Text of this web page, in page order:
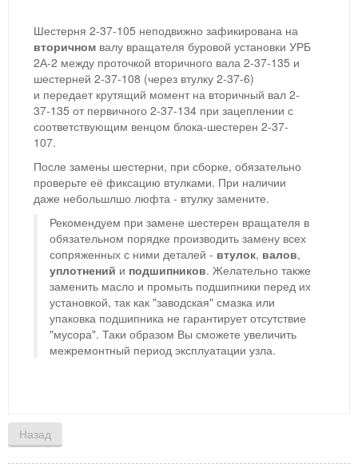
Шестерня 2-37-105 неподвижно зафикирована на
вторичном валу вращателя буровой установки УРБ
2А-2 между проточкой вторичного вала 2-37-135 и
шестерней 2-37-108 (через втулку 2-37-6)
и передает крутящий момент на вторичный вал 2-
37-135 от первичного 2-37-134 при зацеплении с
соответствующим венцом блока-шестерен 2-37-
107.
После замены шестерни, при сборке, обязательно
проверьте её фиксацию втулками. При наличии
даже небольшлшо люфта - втулку замените.
Рекомендуем при замене шестерен вращателя в
обязательном порядке производить замену всех
сопряженных с ними деталей - втулок, валов,
уплотнений и подшипников. Желательно также
заменить масло и промыть подшипники перед их
установкой, так как "заводская" смазка или
упаковка подшипника не гарантирует отсутствие
"мусора". Таки образом Вы сможете увеличить
межремонтный период эксплуатации узла.